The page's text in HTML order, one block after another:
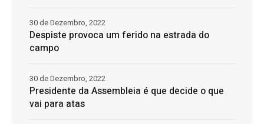
Despiste provoca um ferido na estrada do
campo
30 de Dezembro, 2022
Presidente da Assembleia é que decide o que
vai para atas
30 de Dezembro, 2022